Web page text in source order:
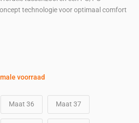
technologie voor optimaal comfort
voorraad
Maat 36 Maat 37